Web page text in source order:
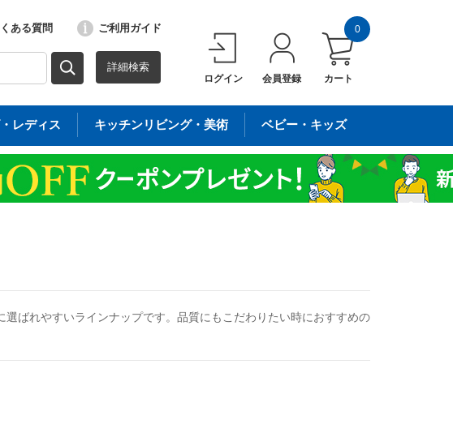
詳細検索
ある質問 ご利用ガイド
ログイン 会員登録 カート
0
レディス キッチンリビング・美術 ベビー・キッズ
ばれやすいラインナップです。品質にもこだわりたい時におすすめの